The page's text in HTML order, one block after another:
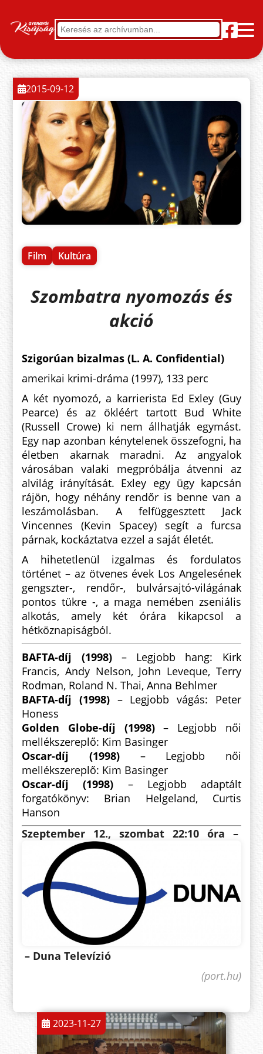
Film Kultúra
2015-09-12
Szombatra nyomozás és
akció
Szigorúan bizalmas (L. A. Confidential)
amerikai krimi-dráma (1997), 133 perc
A két nyomozó, a karrierista Ed Exley (Guy
Pearce) és az ökléért tartott Bud White
(Russell Crowe) ki nem állhatják egymást.
Egy nap azonban kénytelenek összefogni, ha
életben akarnak maradni. Az angyalok
városában valaki megpróbálja átvenni az
alvilág irányítását. Exley egy ügy kapcsán
rájön, hogy néhány rendőr is benne van a
leszámolásban. A felfüggesztett Jack
Vincennes (Kevin Spacey) segít a furcsa
párnak, kockáztatva ezzel a saját életét.
A hihetetlenül izgalmas és fordulatos
történet – az ötvenes évek Los Angelesének
gengszter-, rendőr-, bulvársajtó-világának
pontos tükre -, a maga nemében zseniális
alkotás, amely két órára kikapcsol a
hétköznapiságból.
BAFTA-díj (1998)– Legjobb hang: Kirk
Francis, Andy Nelson, John Leveque, Terry
Rodman, Roland N. Thai, Anna Behlmer
BAFTA-díj (1998) – Legjobb vágás: Peter
Honess
Golden Globe-díj (1998)– Legjobb női
mellékszereplő: Kim Basinger
Oscar-díj (1998)– Legjobb női
mellékszereplő: Kim Basinger
Oscar-díj (1998) – Legjobb adaptált
forgatókönyv: Brian Helgeland, Curtis
Hanson
Szeptember 12., szombat 22:10 óra –
– Duna Televízió
(port.hu)
2023-11-27